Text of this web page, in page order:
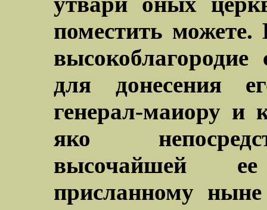
поместить
для донесения
генерал-маиору и
яко
высочайшей
присланному